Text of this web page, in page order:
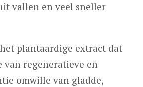
vallen en veel sneller
plantaardige extract dat
regeneratieve en
omwille van gladde,